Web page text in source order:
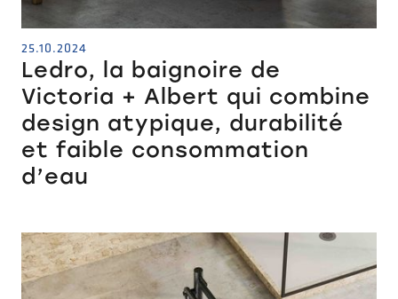
25.10.2024
Ledro, la baignoire de
Victoria + Albert qui combine
design atypique, durabilité
et faible consommation
d’eau